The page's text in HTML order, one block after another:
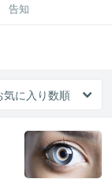
告知